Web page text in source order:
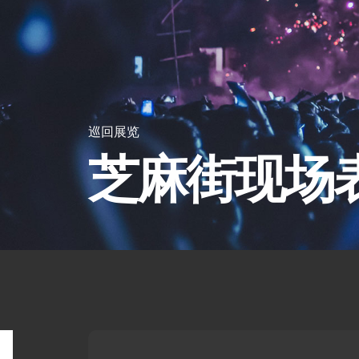
巡回展览
芝麻街现场